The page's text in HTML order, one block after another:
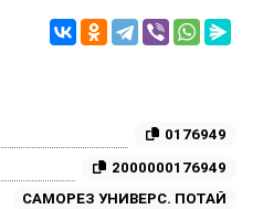
0176949
2000000176949
САМОРЕЗ УНИВЕРС. ПОТАЙ